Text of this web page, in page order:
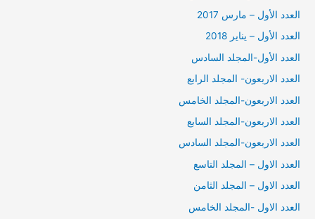
العدد الأول – مارس 2017
العدد الأول – يناير 2018
العدد الأول-المجلد السادس
العدد الاربعون- المجلد الرابع
العدد الاربعون-المجلد الخامس
العدد الاربعون-المجلد السابع
العدد الاربعون-المجلد السادس
العدد الاول – المجلد التاسع
العدد الاول – المجلد الثامن
العدد الاول -المجلد الخامس